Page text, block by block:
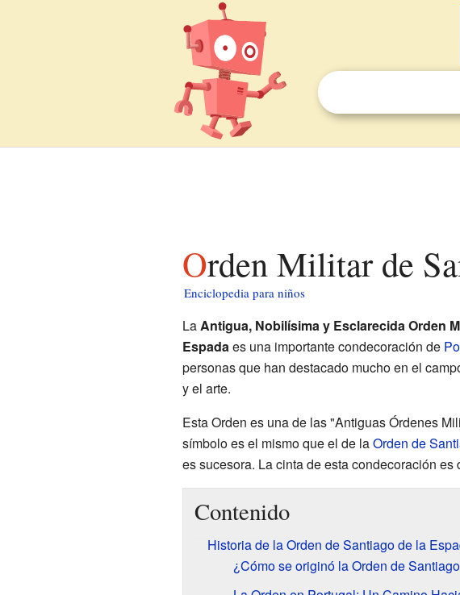
Orden Militar de
Enciclopedia para niños
LaAntigua, Nobilísima y Esclarecida Orden
Espadaes una importante condecoración de
personas que han destacado mucho en el
y el arte.
Esta Orden es una de las "Antiguas Órdenes
símbolo es el mismo que el de laOrden de
es sucesora. La cinta de esta condecoración es
Contenido
Historia de la Orden de Santiago de la
¿Cómo se originó la Orden de